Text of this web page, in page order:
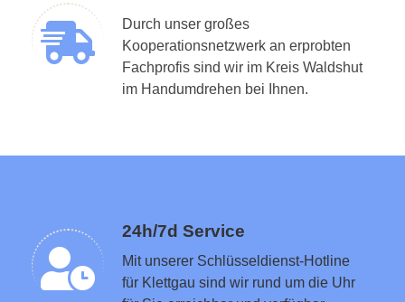
Durch unser großes
Kooperationsnetzwerk an erprobten
Fachprofis sind wir im Kreis Waldshut
im Handumdrehen bei Ihnen.
24h/7d Service
Mit unserer Schlüsseldienst-Hotline
für Klettgau sind wir rund um die Uhr